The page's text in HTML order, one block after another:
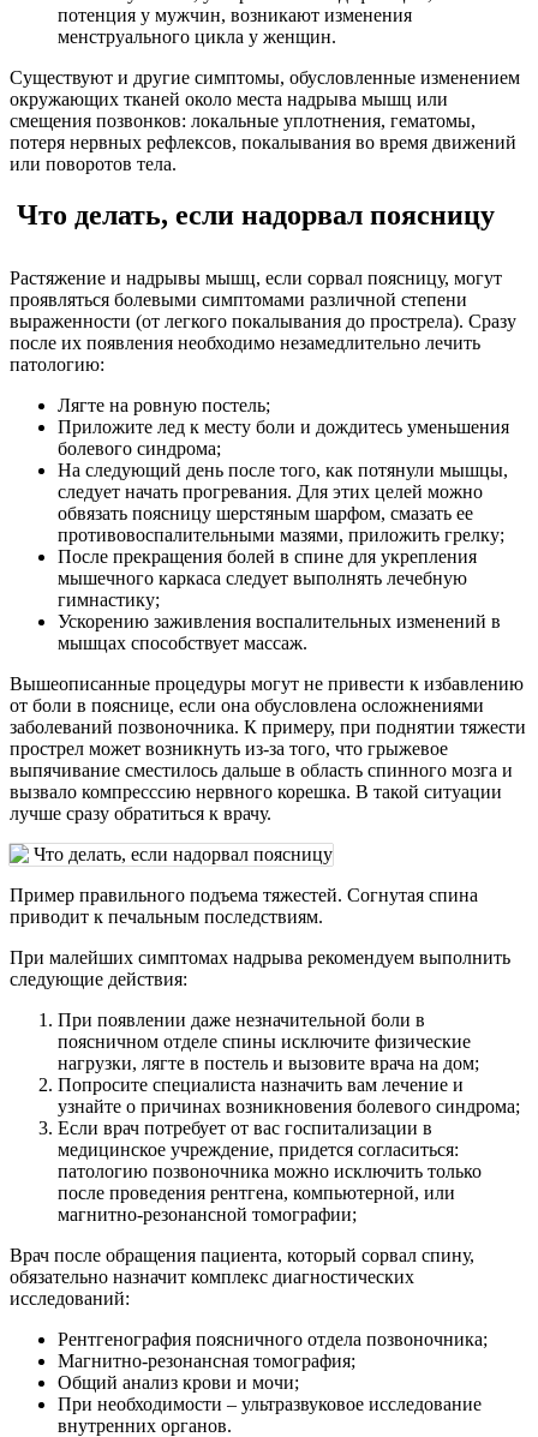
потенция у мужчин, возникают изменения
менструального цикла у женщин.
Существуют и другие симптомы, обусловленные изменением
окружающих тканей около места надрыва мышц или
смещения позвонков: локальные уплотнения, гематомы,
потеря нервных рефлексов, покалывания во время движений
или поворотов тела.
Что делать, если надорвал поясницу
Растяжение и надрывы мышц, если сорвал поясницу, могут
проявляться болевыми симптомами различной степени
выраженности (от легкого покалывания до прострела). Сразу
после их появления необходимо незамедлительно лечить
патологию:
Лягте на ровную постель;
Приложите лед к месту боли и дождитесь уменьшения
болевого синдрома;
На следующий день после того, как потянули мышцы,
следует начать прогревания. Для этих целей можно
обвязать поясницу шерстяным шарфом, смазать ее
противовоспалительными мазями, приложить грелку;
После прекращения болей в спине для укрепления
мышечного каркаса следует выполнять лечебную
гимнастику;
Ускорению заживления воспалительных изменений в
мышцах способствует массаж.
Вышеописанные процедуры могут не привести к избавлению
от боли в пояснице, если она обусловлена осложнениями
заболеваний позвоночника. К примеру, при поднятии тяжести
прострел может возникнуть из-за того, что грыжевое
выпячивание сместилось дальше в область спинного мозга и
вызвало компресссию нервного корешка. В такой ситуации
лучше сразу обратиться к врачу.
Пример правильного подъема тяжестей. Согнутая спина
приводит к печальным последствиям.
При малейших симптомах надрыва рекомендуем выполнить
следующие действия:
При появлении даже незначительной боли в
поясничном отделе спины исключите физические
нагрузки, лягте в постель и вызовите врача на дом;
Попросите специалиста назначить вам лечение и
узнайте о причинах возникновения болевого синдрома;
Если врач потребует от вас госпитализации в
медицинское учреждение, придется согласиться:
патологию позвоночника можно исключить только
после проведения рентгена, компьютерной, или
магнитно-резонансной томографии;
Врач после обращения пациента, который сорвал спину,
обязательно назначит комплекс диагностических
исследований:
Рентгенография поясничного отдела позвоночника;
Магнитно-резонансная томография;
Общий анализ крови и мочи;
При необходимости – ультразвуковое исследование
внутренних органов.